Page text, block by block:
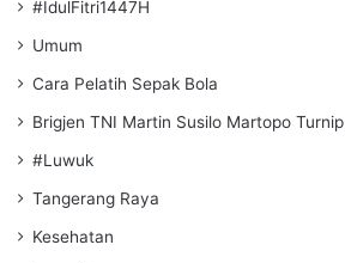
#IdulFitri1447H
Umum
Cara Pelatih Sepak Bola
Brigjen TNI Martin Susilo Martopo Turnip
#Luwuk
Tangerang Raya
Kesehatan